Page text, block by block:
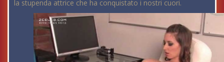
la stupenda attrice che ha conquistato i nostri cuori.